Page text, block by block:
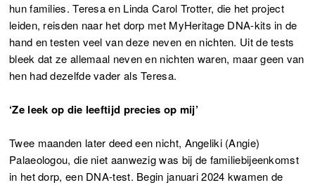
hun families. Teresa en Linda Carol Trotter, die het project
leiden, reisden naar het dorp met MyHeritage DNA-kits in de
hand en testen veel van deze neven en nichten. Uit de tests
bleek dat ze allemaal neven en nichten waren, maar geen van
hen had dezelfde vader als Teresa.
‘Ze leek op die leeftijd precies op mij’
Twee maanden later deed een nicht, Angeliki (Angie)
Palaeologou, die niet aanwezig was bij de familiebijeenkomst
in het dorp, een DNA-test. Begin januari 2024 kwamen de